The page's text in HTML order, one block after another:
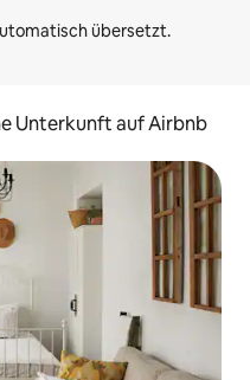
Unterkunft auf Airbnb